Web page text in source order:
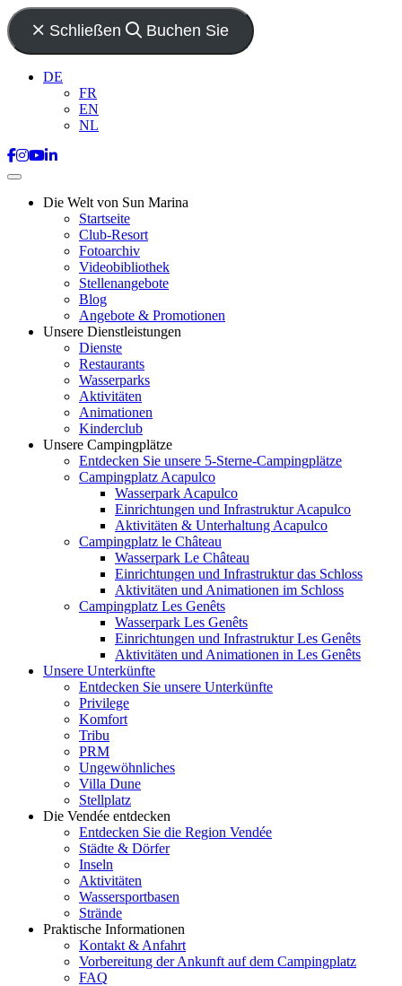
Schließen Buchen Sie
DE
FR
EN
NL
Die Welt von Sun Marina
Startseite
Club-Resort
Fotoarchiv
Videobibliothek
Stellenangebote
Blog
Angebote & Promotionen
Unsere Dienstleistungen
Dienste
Restaurants
Wasserparks
Aktivitäten
Animationen
Kinderclub
Unsere Campingplätze
Entdecken Sie unsere 5-Sterne-Campingplätze
Campingplatz Acapulco
Wasserpark Acapulco
Einrichtungen und Infrastruktur Acapulco
Aktivitäten & Unterhaltung Acapulco
Campingplatz le Château
Wasserpark Le Château
Einrichtungen und Infrastruktur das Schloss
Aktivitäten und Animationen im Schloss
Campingplatz Les Genêts
Wasserpark Les Genêts
Einrichtungen und Infrastruktur Les Genêts
Aktivitäten und Animationen in Les Genêts
Unsere Unterkünfte
Entdecken Sie unsere Unterkünfte
Privilege
Komfort
Tribu
PRM
Ungewöhnliches
Villa Dune
Stellplatz
Die Vendée entdecken
Entdecken Sie die Region Vendée
Städte & Dörfer
Inseln
Aktivitäten
Wassersportbasen
Strände
Praktische Informationen
Kontakt & Anfahrt
Vorbereitung der Ankunft auf dem Campingplatz
FAQ